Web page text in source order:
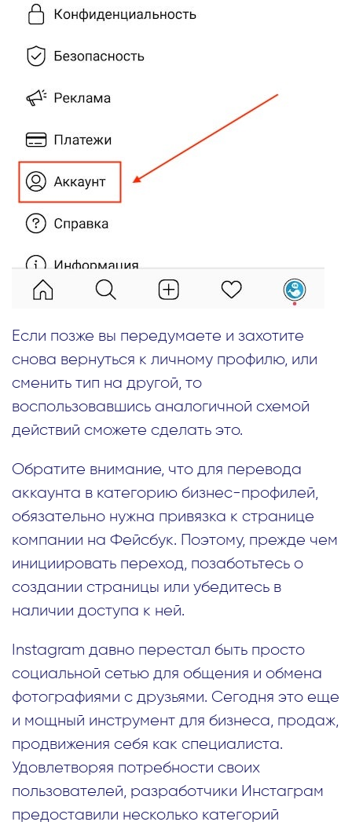
Если позже вы передумаете и захотите
снова вернуться к личному профилю, или
сменить тип на другой, то
воспользовавшись аналогичной схемой
действий сможете сделать это.
Обратите внимание, что для перевода
аккаунта в категорию бизнес-профилей,
обязательно нужна привязка к странице
компании на Фейсбук. Поэтому, прежде чем
инициировать переход, позаботьтесь о
создании страницы или убедитесь в
наличии доступа к ней.
Instagram давно перестал быть просто
социальной сетью для общения и обмена
фотографиями с друзьями. Сегодня это еще
и мощный инструмент для бизнеса, продаж,
продвижения себя как специалиста.
Удовлетворяя потребности своих
пользователей, разработчики Инстаграм
предоставили несколько категорий